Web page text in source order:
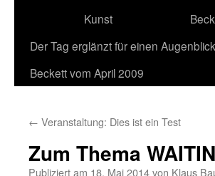
springen
Kunst
Der Tag erglänzt für einen
Beckett vom April 2009
← Veranstaltung: Dies ist ein Test
Zum Thema
Publiziert am 18. Mai 2014von Klaus